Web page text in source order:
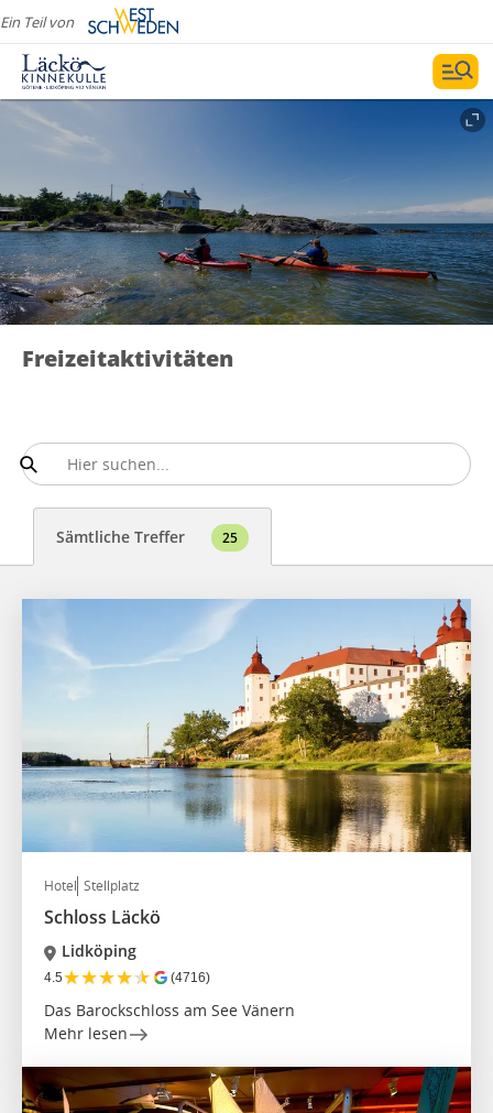
Ein Teil von
Freizeitaktivitäten
Sämtliche Treffer 25
Hotel Stellplatz
Schloss Läckö
Lidköping
4.5★★★★★ (4716)
Das Barockschloss am See Vänern
Mehr lesen